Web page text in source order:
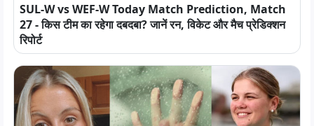
SUL-W vs WEF-W Today Match Prediction, Match
27 - किस टीम का रहेगा दबदबा? जानें रन, विकेट और मैच प्रेडिक्शन
रिपोर्ट